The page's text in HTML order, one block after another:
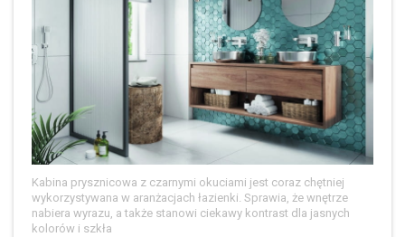
Kabina prysznicowa z czarnymi okuciami jest coraz chętniej
wykorzystywana w aranżacjach łazienki. Sprawia, że wnętrze
nabiera wyrazu, a także stanowi ciekawy kontrast dla jasnych
kolorów i szkła